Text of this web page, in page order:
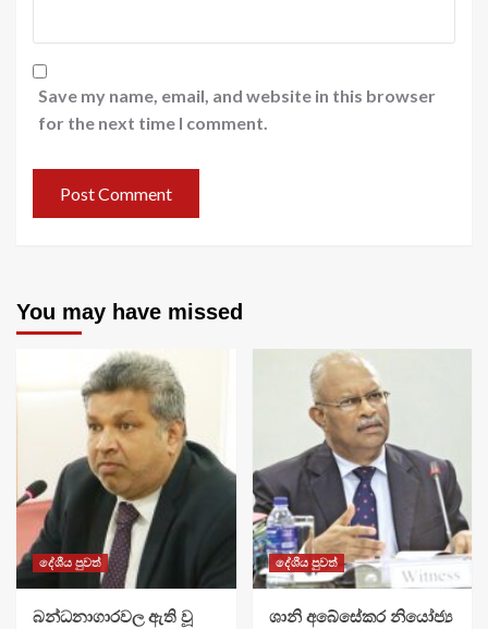
Save my name, email, and website in this browser
for the next time I comment.
You may have missed
දේශීය පුවත්
බන්ධනාගාරවල ඇති වූ
දේශීය පුවත්
ශානි අබේසේකර නියෝජ්‍ය